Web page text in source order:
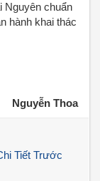
Nguyên chuẩn
hành khai thác
Nguyễn Thoa
Tiết Trước